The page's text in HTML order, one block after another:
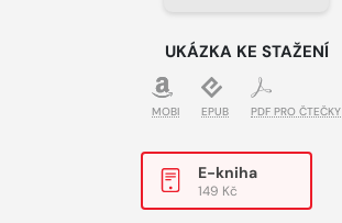
UKÁZKA KE STAŽENÍ
MOBI EPUB PDF PRO ČTEČKY
E-kniha
149 Kč